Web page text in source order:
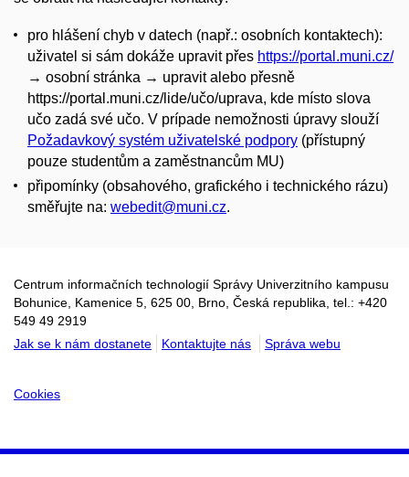
pro hlášení chyb v datech (např.: osobních kontaktech):
uživatel si sám dokáže upravit přes https://portal.muni.cz/
→ osobní stránka → upravit alebo přesně
https://portal.muni.cz/lide/učo/uprava, kde místo slova
učo zadá své učo. V prípade nemožnosti úpravy slouží
Požadavkový systém uživatelské podpory (přístupný
pouze studentům a zaměstnancům MU)
připomínky (obsahového, grafického i technického rázu)
směřujte na: webedit@muni.cz.
Centrum informačních technologií Správy Univerzitního kampusu
Bohunice, Kamenice 5, 625 00, Brno, Česká republika, tel.: +420
549 49 2919
Jak se k nám dostanete
Kontaktujte nás Správa webu
Cookies